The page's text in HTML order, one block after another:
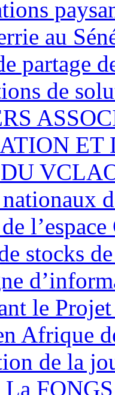
au
partage
de
ET
stocks
le
Afrique
de la